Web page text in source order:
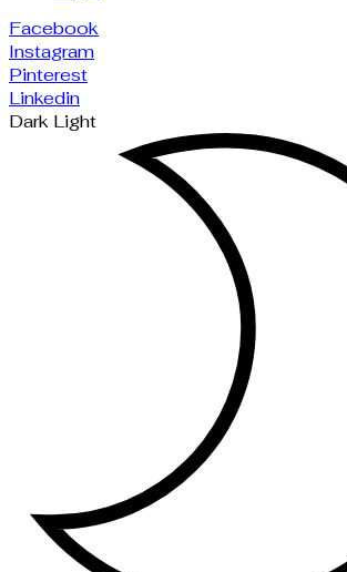
Facebook
Instagram
Pinterest
Linkedin
Dark Light